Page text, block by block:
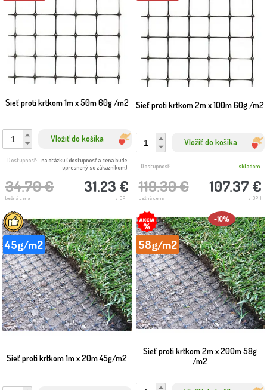
Sieť proti krtkom 1m x 50m 60g /m2
Vložiť do košíka
34.70 €
bežná cena
31.23 €
s DPH
Dostupnosť:
na otázku (dostupnosť a cena bude
upresnený so zákazníkom)
Sieť proti krtkom 2m x 100m 60g /m2
Vložiť do košíka
119.30 €
bežná cena
107.37 €
s DPH
Dostupnosť: skladom
Sieť proti krtkom 1m x 20m 45g/m2
45g/m2
Sieť proti krtkom 2m x 200m 58g
/m2
58g/m2
-10%